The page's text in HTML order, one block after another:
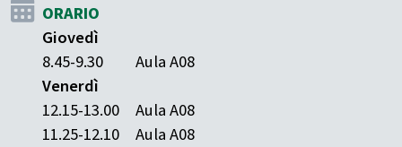
ORARIO
Giovedì
8.45-9.30
Aula A08
Venerdì
12.15-13.00
Aula A08
11.25-12.10
Aula A08